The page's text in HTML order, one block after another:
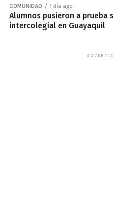
COMUNIDAD 1 día ago
Alumnos pusieron a prueba
intercolegial en Guayaquil